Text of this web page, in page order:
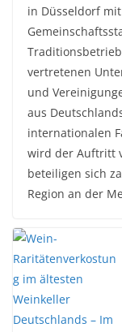
in Düsseldorf
vertretenen
und
aus
internationalen
wird der Auftritt
beteiligen sich
Region an der